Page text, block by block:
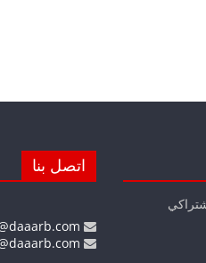
اتصل بنا